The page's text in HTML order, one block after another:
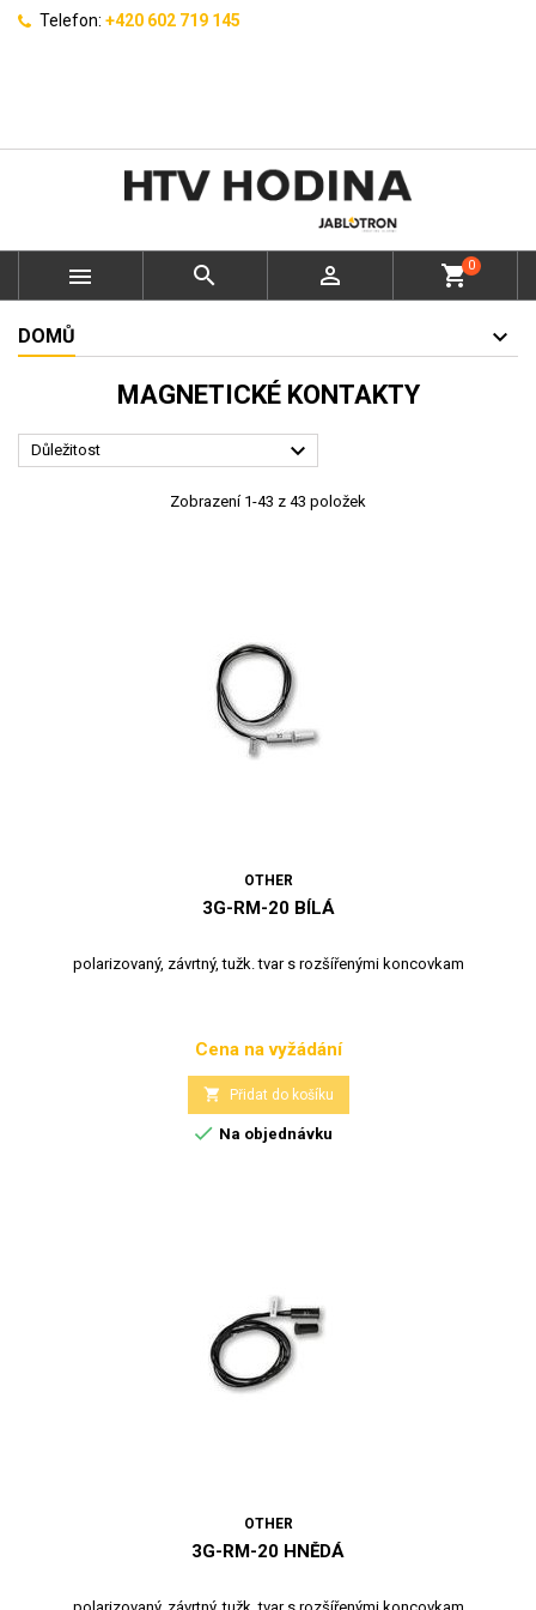
Telefon: +420 602 719 145
   shopping_cart0
DOMŮ
MAGNETICKÉ KONTAKTY
Důležitost 
Zobrazení 1-43 z 43 položek
OTHER
3G-RM-20 BÍLÁ
polarizovaný, závrtný, tužk. tvar s rozšířenými koncovkam
Cena
Cena na vyžádání
 Přidat do košíku
 Na objednávku
OTHER
3G-RM-20 HNĚDÁ